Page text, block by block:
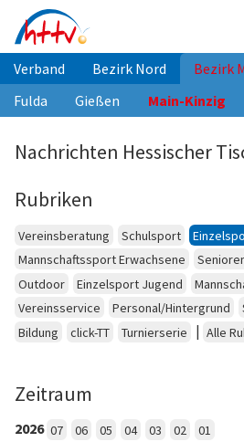
Inhalt
springen
Verband Bezirk Nord Bezirk
Fulda
Gießen Main-Kinzig
Nachrichten Hessischer
Rubriken
Vereinsberatung Schulsport
Mannschaftssport Erwachsene
Outdoor
Einzelsport Jugend
Vereinsservice
Personal/Hintergrund
Bildung
click-TT Turnierserie | Alle
Zeitraum
2026 07 06 05 04 03 02 01